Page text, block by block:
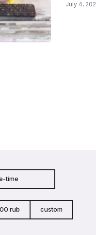
July 4,
time
rub custom